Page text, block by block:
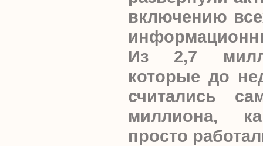
включению
Из 2,7
которые до
считались
миллиона,
просто